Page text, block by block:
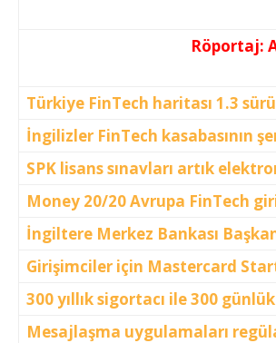
Röportaj:
Türkiye FinTech haritası 1.3
İngilizler FinTech kasabasının
SPK lisans sınavları artık
Money 20/20 Avrupa FinTech
İngiltere Merkez Bankası
Girişimciler için Mastercard
300 yıllık sigortacı ile 300
Mesajlaşma uygulamaları